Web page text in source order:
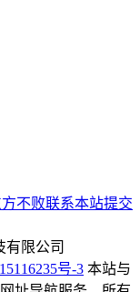
不败联系本站提交
有限公司
号-3 本站与